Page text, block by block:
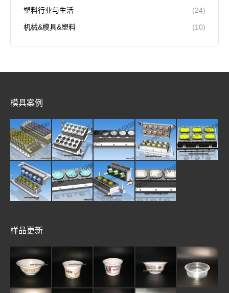
塑料行业与生活 (24)
机械&模具&塑料 (10)
模具案例
样品更新